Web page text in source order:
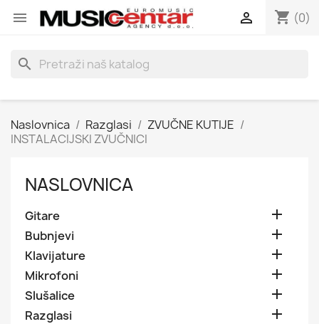
 shopping_cart (0)

search
Naslovnica Razglasi
ZVUČNE KUTIJE
INSTALACIJSKI ZVUČNICI
NASLOVNICA
Gitare 
Bubnjevi 
Klavijature 
Mikrofoni 
Slušalice 
Razglasi 